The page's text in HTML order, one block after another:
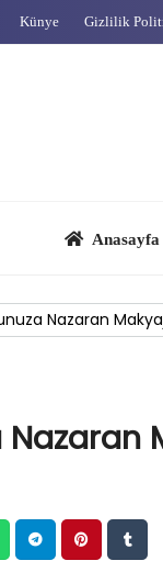
Künye Gizlilik
Nazaran